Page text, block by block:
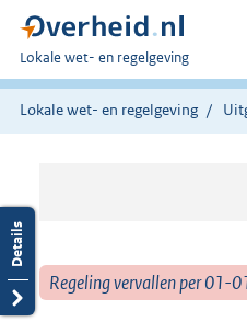
U
bent
hier:
Lokale wet- en regelgeving
Lokale wet- en regelgeving
Regeling vervallen per 01-